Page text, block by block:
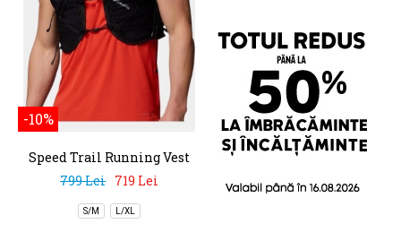
-10%
Speed Trail Running Vest
799 Lei 719 Lei
S/M L/XL